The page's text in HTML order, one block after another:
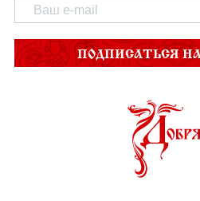
ПОДПИСАТЬСЯ